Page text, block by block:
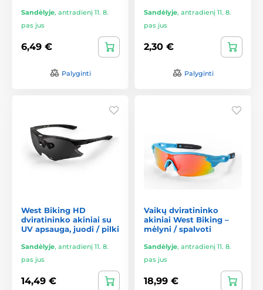
Sandėlyje, antradienį 11. 8.
pas jus
6,49 €
Palyginti
Sandėlyje, antradienį 11. 8.
pas jus
2,30 €
Palyginti
West Biking HD
dviratininko akiniai su
UV apsauga, juodi / pilki
Sandėlyje, antradienį 11. 8.
pas jus
14,49 €
Vaikų dviratininko
akiniai West Biking –
mėlyni / spalvoti
Sandėlyje, antradienį 11. 8.
pas jus
18,99 €